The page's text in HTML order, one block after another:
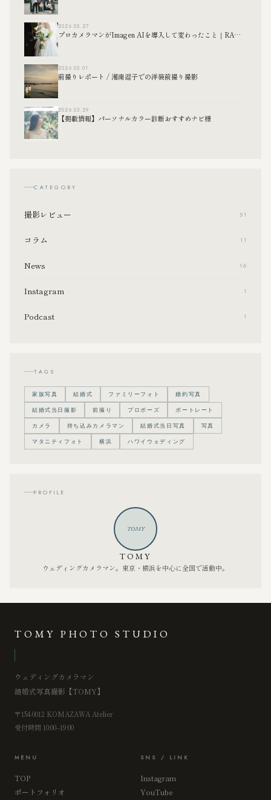
2026.05.27
プロカメラマンがImagen AIを導入して変わったこと｜RAW現像の効率化について
2026.05.01
前撮りレポート / 湘南逗子での洋装前撮り撮影
2026.03.29
【掲載情報】パーソナルカラー診断おすすめナビ様
CATEGORY
撮影レビュー 51
コラム 11
News 16
Instagram 1
Podcast 1
TAGS
家族写真 結婚式 ファミリーフォト
婚約写真
結婚式当日撮影
前撮り プロポーズ
ポートレート
カメラ
持ち込みカメラマン 結婚式当日写真
写真
マタニティフォト
横浜 ハワイウェディング
PROFILE
TOMY
TOMY
ウェディングカメラマン。東京・横浜を中心に全国で活動中。
TOMY PHOTO STUDIO
ウェディングカメラマン
結婚式写真撮影【TOMY】
〒154-0012 KOMAZAWA Atelier
受付時間 10:00–19:00
MENU
TOP
ポートフォリオ
SNS / LINK
Instagram
YouTube